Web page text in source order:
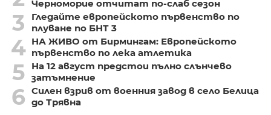
Черноморие отчитат по-слаб сезон
3
Гледайте европейското първенство по
плуване по БНТ 3
4 НА ЖИВО от Бирмингам: Европейското
първенство по лека атлетика
5
На 12 август предстои пълно слънчево
затъмнение
6 Силен взрив от военния завод в село Белица
до Трявна